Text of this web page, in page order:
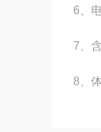
6 、
7 、
8 、